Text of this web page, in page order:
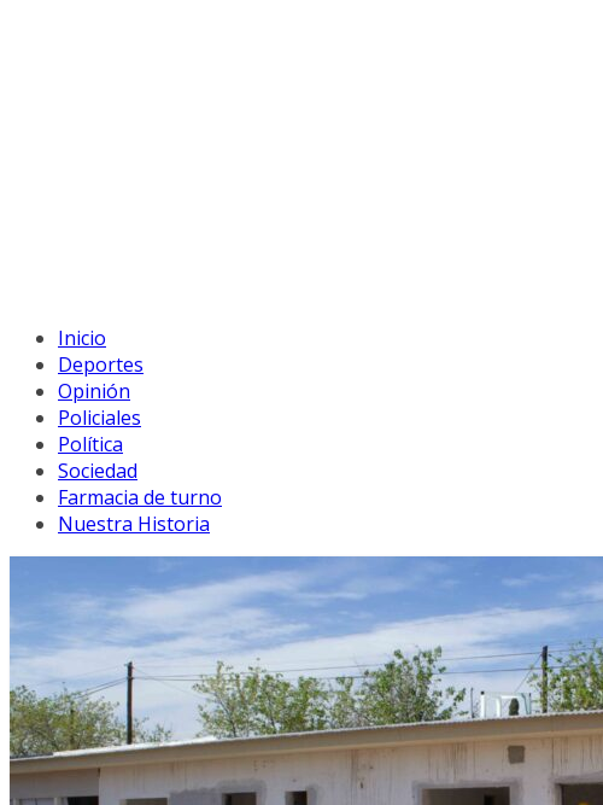
Inicio
Deportes
Opinión
Policiales
Política
Sociedad
Farmacia de turno
Nuestra Historia